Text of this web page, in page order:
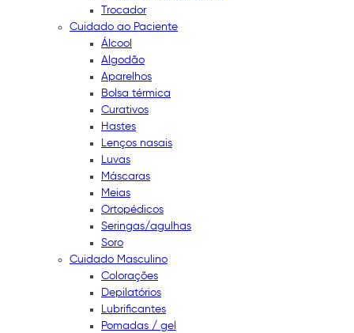
Trocador
Cuidado ao Paciente
Álcool
Algodão
Aparelhos
Bolsa térmica
Curativos
Hastes
Lenços nasais
Luvas
Máscaras
Meias
Ortopédicos
Seringas/agulhas
Soro
Cuidado Masculino
Colorações
Depilatórios
Lubrificantes
Pomadas / gel